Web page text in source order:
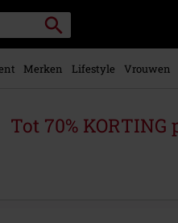
Packstation
zoeken
Merken Lifestyle Vrouwen
Tot 70% KORTING